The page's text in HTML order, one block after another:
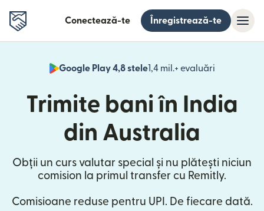
Conectează-te Înregistrează-te
Google Play 4,8 stele1,4 mil.+ evaluări
(se
Trimite bani în India
din Australia
Obții un curs valutar special și nu plătești niciun
comision la primul transfer cu Remitly.
Comisioane reduse pentru UPI. De fiecare dată.